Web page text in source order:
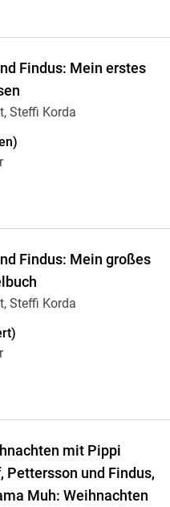
Findus: Mein erstes
Steffi Korda
Findus: Mein großes
Steffi Korda
mit Pippi
Pettersson und Findus,
Muh: Weihnachten